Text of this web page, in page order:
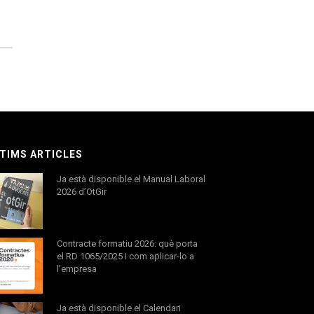
ARTICLES
Ja està disponible el Manual Laboral
2026 d’OtGir
Contracte formatiu 2026: què porta
el RD 1065/2025 i com aplicar-lo a
l’empresa
Ja està disponible el Calendari